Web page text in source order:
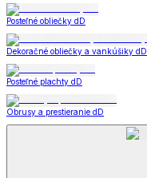
Posteľné obliečky dD
Dekoračné obliečky a vankúšiky dD
Posteľné plachty dD
Obrusy a prestieranie dD